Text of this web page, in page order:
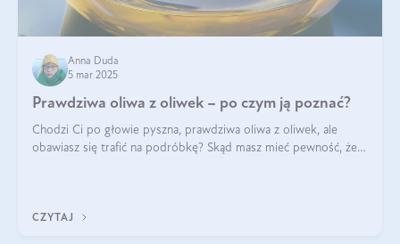
Anna Duda
5 mar 2025
Prawdziwa oliwa z oliwek – po czym ją poznać?
Chodzi Ci po głowie pyszna, prawdziwa oliwa z oliwek, ale
obawiasz się trafić na podróbkę? Skąd masz mieć pewność, że
CZYTAJ